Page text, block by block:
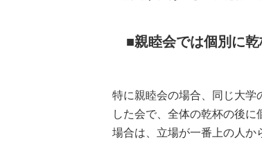
親睦会では個別に
特に親睦会の場合、同じ大学
した会で、全体の乾杯の後
場合は、立場が一番上の人か